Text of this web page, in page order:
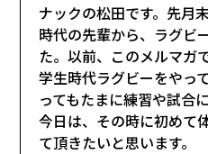
ナックの松田です。先月
時代の先輩から、ラグビ
た。以前、このメルマガ
学生時代ラグビーをやっ
ってもたまに練習や試合
今日は、その時に初めて
て頂きたいと思います。